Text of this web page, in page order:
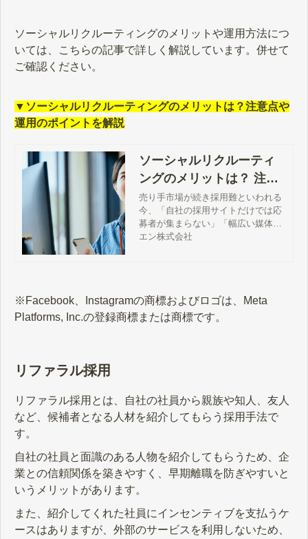
ソーシャルリクルーティングのメリットや運用方法につ
いては、こちらの記事で詳しく解説しています。併せて
ご確認ください。
▼ソーシャルリクルーティングのメリットは？注意点や
運用のポイントを解説
ソーシャルリクルーティ
ングのメリットは？ 注意
点や運用のポイントを解
説
売り手市場が続き採用難といわれる
今、「自社の採用サイトだけでは応
募者が集まらない」「幅広い媒体で
求人広告を出したいけれど、採用コ
の採用手法の一つに、“ソーシャルリ
クルーティング”があります。この記
エン株式会社
※Facebook、Instagramの商標およびロゴは、Meta
Platforms, Inc.の登録商標または商標です。
リファラル採用
リファラル採用とは、自社の社員から親族や知人、友人
など、候補者となる人材を紹介してもらう採用手法で
す。
自社の社員と面識のある人物を紹介してもらうため、企
業との信頼関係を築きやすく、早期離職を防ぎやすいと
いうメリットがあります。
また、紹介してくれた社員にインセンティブを支払うケ
ースはありますが、外部のサービスを利用しないため、